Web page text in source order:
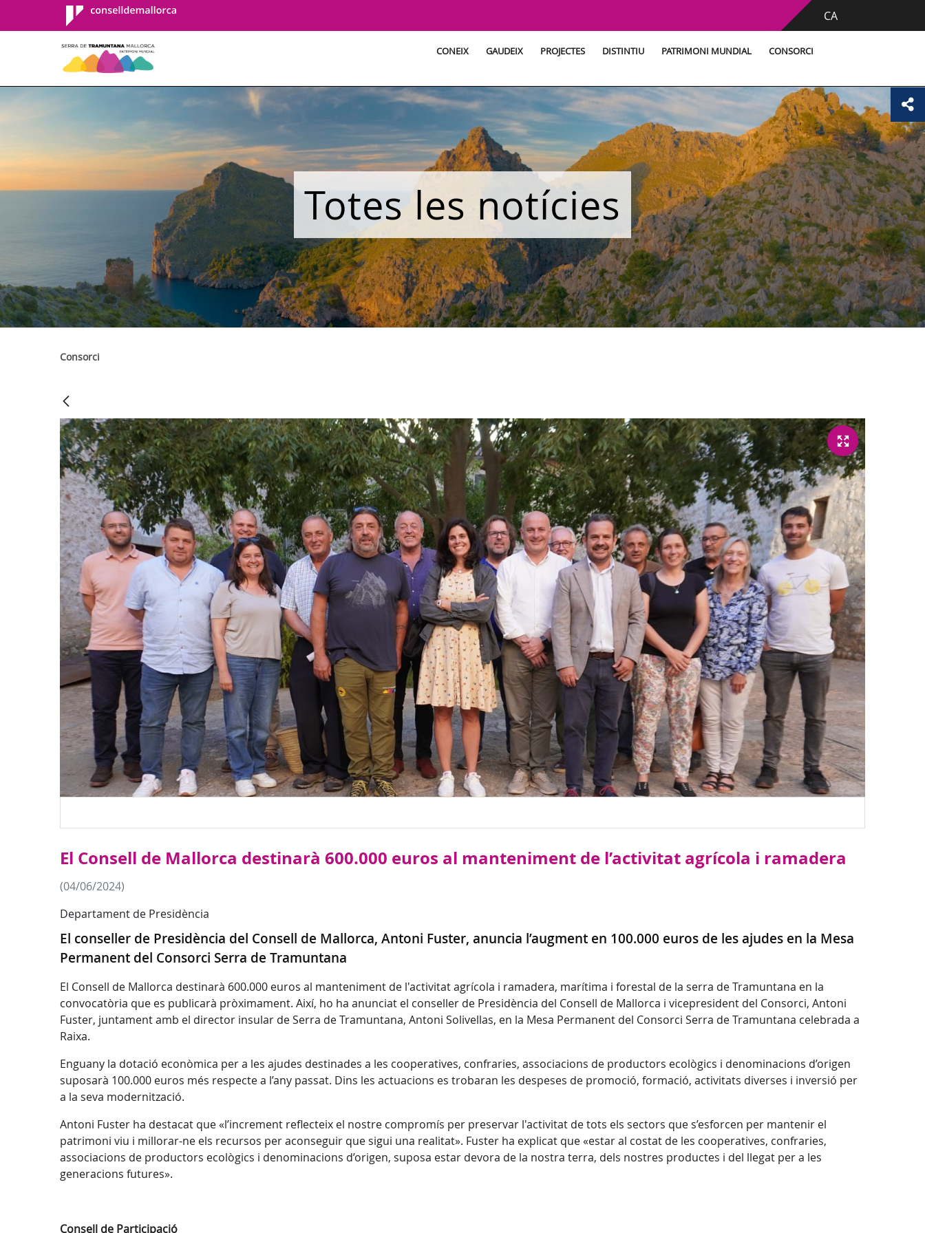
Consell de
Mallorca
CA
CONEIX GAUDEIX PROJECTES DISTINTIU PATRIMONI MUNDIAL CONSORCI
Totes les notícies
Consorci
El Consell de Mallorca destinarà 600.000 euros al manteniment de l’activitat agrícola i ramadera
(04/06/2024)
Departament de Presidència
El conseller de Presidència del Consell de Mallorca, Antoni Fuster, anuncia l’augment en 100.000 euros de les ajudes en la Mesa
Permanent del Consorci Serra de Tramuntana
El Consell de Mallorca destinarà 600.000 euros al manteniment de l'activitat agrícola i ramadera, marítima i forestal de la serra de Tramuntana en la
convocatòria que es publicarà pròximament. Així, ho ha anunciat el conseller de Presidència del Consell de Mallorca i vicepresident del Consorci, Antoni
Fuster, juntament amb el director insular de Serra de Tramuntana, Antoni Solivellas, en la Mesa Permanent del Consorci Serra de Tramuntana celebrada a
Raixa.
Enguany la dotació econòmica per a les ajudes destinades a les cooperatives, confraries, associacions de productors ecològics i denominacions d’origen
suposarà 100.000 euros més respecte a l’any passat. Dins les actuacions es trobaran les despeses de promoció, formació, activitats diverses i inversió per
a la seva modernització.
Antoni Fuster ha destacat que «l’increment reflecteix el nostre compromís per preservar l'activitat de tots els sectors que s’esforcen per mantenir el
patrimoni viu i millorar-ne els recursos per aconseguir que sigui una realitat». Fuster ha explicat que «estar al costat de les cooperatives, confraries,
associacions de productors ecològics i denominacions d’origen, suposa estar devora de la nostra terra, dels nostres productes i del llegat per a les
generacions futures».
Consell de Participació